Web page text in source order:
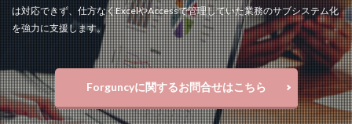
は対応できず、仕方なくExcelやAccessで管理していた業務のサブシステム化
を強力に支援します。
Forguncyに関するお問合せはこちら